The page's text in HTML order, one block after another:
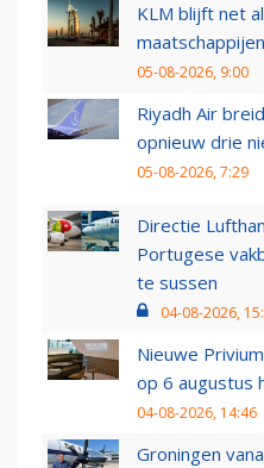
KLM blijft net
05-08-2026, 9:00
Riyadh Air
opnieuw drie
05-08-2026, 7:29
Directie
Portugese
te sussen
04-08-2026,
Nieuwe
op 6 augustus
04-08-2026, 14:46
Groningen